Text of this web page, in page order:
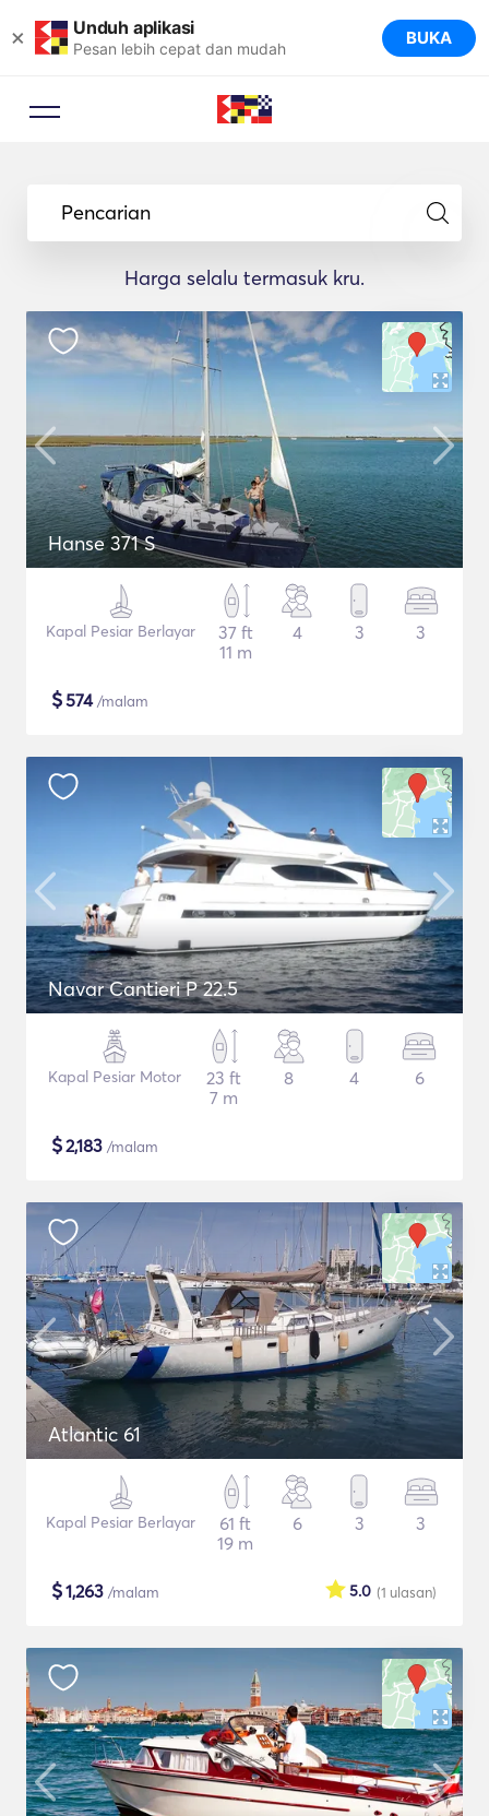
× Unduh aplikasi
Pesan lebih cepat dan mudah BUKA
Pencarian
Harga selalu termasuk kru.
Hanse 371 S
Kapal Pesiar Berlayar
37 ft
11 m
4 3 3
$574/malam
Navar Cantieri P 22.5
Kapal Pesiar Motor
23 ft
7 m
8 4 6
$2,183 /malam
Atlantic 61
Kapal Pesiar Berlayar
61 ft
19 m
6 3 3
$1,263 /malam (1 ulasan)
5.0